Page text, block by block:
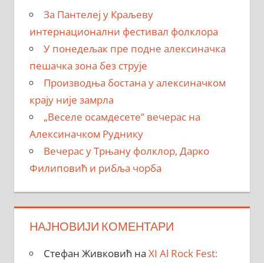
За Пантелеј у Краљеву
интернационални фестивал фолклора
У понедељак пре подне алексиначка
пешачка зона без струје
Производња бостана у алексиначком
крају није замрла
„Веселе осамдесете” вечерас на
Алексиначком Руднику
Вечерас у Трњану фолклор, Дарко
Филиповић и рибља чорба
НАЈНОВИЈИ КОМЕНТАРИ
Стефан Живковић на XI Al Rock Fest: